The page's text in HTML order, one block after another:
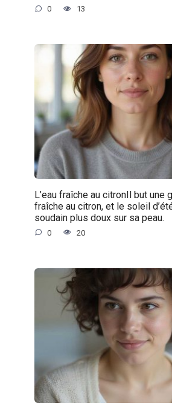
0 13
L’eau fraîche au citronIl but une
fraîche au citron, et le soleil
soudain plus doux sur sa peau.
0 20